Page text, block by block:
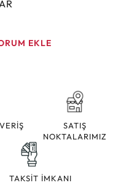
EKLE
SATIŞ
NOKTALARIMIZ
TAKSİT İMKANI